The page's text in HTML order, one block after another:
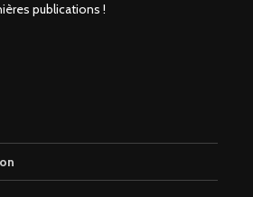
publications !